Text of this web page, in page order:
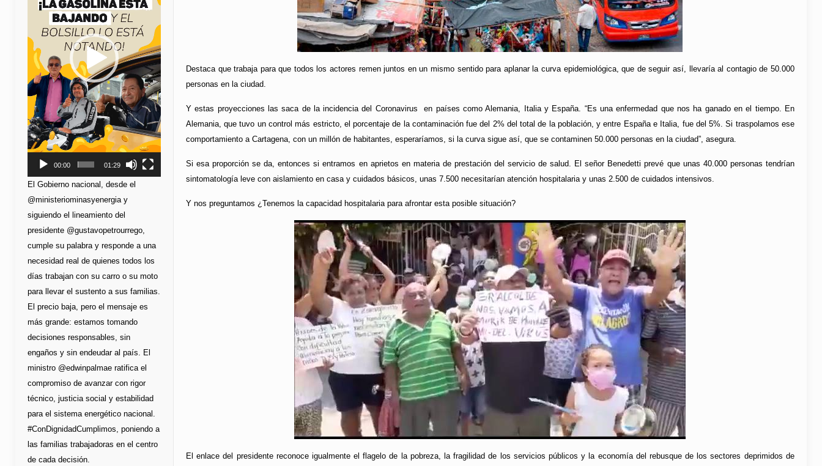
Destaca que trabaja para que todos los actores remen juntos en un mismo sentido para aplanar la curva epidemiológica, que de seguir así, llevaría al contagio de 50.000
personas en la ciudad.
Y estas proyecciones las saca de la incidencia del Coronavirus en países como Alemania, Italia y España. “Es una enfermedad que nos ha ganado en el tiempo. En
Alemania, que tuvo un control más estricto, el porcentaje de la contaminación fue del 2% del total de la población, y entre España e Italia, fue del 5%. Si traspolamos ese
comportamiento a Cartagena, con un millón de habitantes, esperaríamos, si la curva sigue así, que se contaminen 50.000 personas en la ciudad”, asegura.
Si esa proporción se da, entonces si entramos en aprietos en materia de prestación del servicio de salud. El señor Benedetti prevé que unas 40.000 personas tendrían
sintomatología leve con aislamiento en casa y cuidados básicos, unas 7.500 necesitarían atención hospitalaria y unas 2.500 de cuidados intensivos.
Y nos preguntamos ¿Tenemos la capacidad hospitalaria para afrontar esta posible situación?
El enlace del presidente reconoce igualmente el flagelo de la pobreza, la fragilidad de los servicios públicos y la economía del rebusque de los sectores deprimidos de
00:00 01:29
El Gobierno nacional, desde el
@ministeriominasyenergia y
siguiendo el lineamiento del
presidente @gustavopetrourrego,
cumple su palabra y responde a una
necesidad real de quienes todos los
días trabajan con su carro o su moto
para llevar el sustento a sus familias.
El precio baja, pero el mensaje es
más grande: estamos tomando
decisiones responsables, sin
engaños y sin endeudar al país. El
ministro @edwinpalmae ratifica el
compromiso de avanzar con rigor
técnico, justicia social y estabilidad
para el sistema energético nacional.
#ConDignidadCumplimos, poniendo a
las familias trabajadoras en el centro
de cada decisión.